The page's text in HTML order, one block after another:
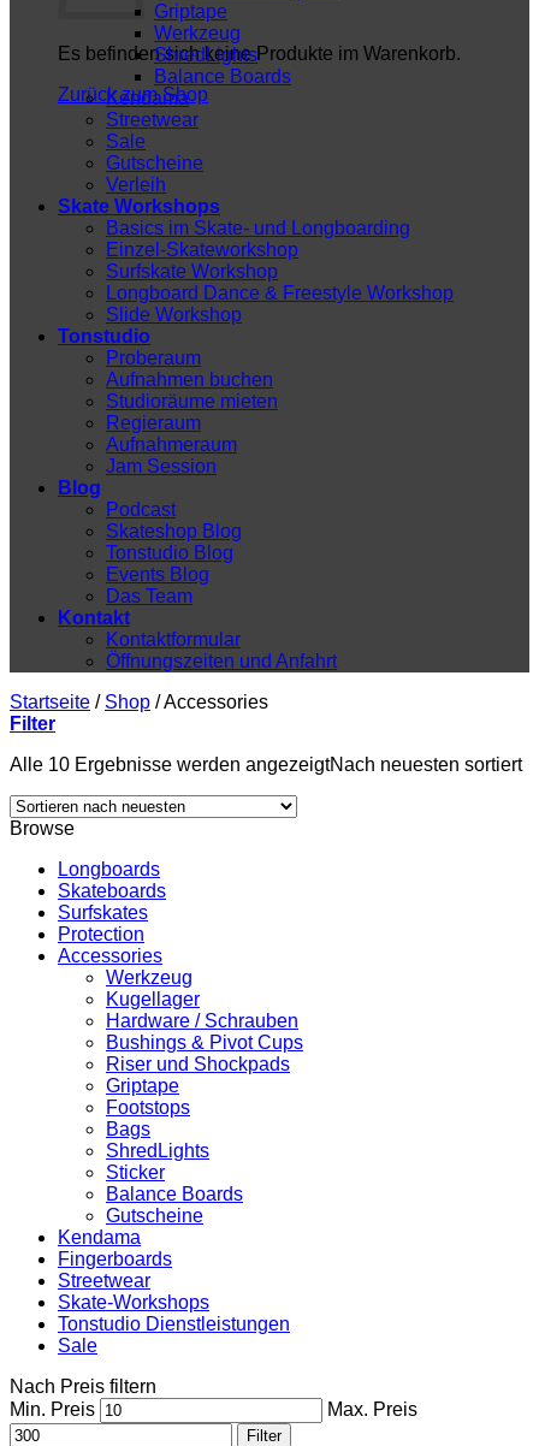
Es befinden sich keine Produkte im Warenkorb.
Zurück zum Shop
Griptape
Werkzeug
ShredLights
Balance Boards
Kendama
Streetwear
Sale
Gutscheine
Verleih
Skate Workshops
Basics im Skate- und Longboarding
Einzel-Skateworkshop
Surfskate Workshop
Longboard Dance & Freestyle Workshop
Slide Workshop
Tonstudio
Proberaum
Aufnahmen buchen
Studioräume mieten
Regieraum
Aufnahmeraum
Jam Session
Blog
Podcast
Skateshop Blog
Tonstudio Blog
Events Blog
Das Team
Kontakt
Kontaktformular
Öffnungszeiten und Anfahrt
Startseite / Shop /Accessories
Filter
Alle 10 Ergebnisse werden angezeigtNach neuesten sortiert
Browse
Longboards
Skateboards
Surfskates
Protection
Accessories
Werkzeug
Kugellager
Hardware / Schrauben
Bushings & Pivot Cups
Riser und Shockpads
Griptape
Footstops
Bags
ShredLights
Sticker
Balance Boards
Gutscheine
Kendama
Fingerboards
Streetwear
Skate-Workshops
Tonstudio Dienstleistungen
Sale
Nach Preis filtern
Min. Preis
Max. Preis
Filter